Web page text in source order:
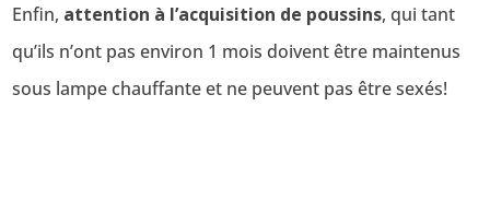
Enfin, attention à l’acquisition de poussins, qui tant
qu’ils n’ont pas environ 1 mois doivent être maintenus
sous lampe chauffante et ne peuvent pas être sexés!